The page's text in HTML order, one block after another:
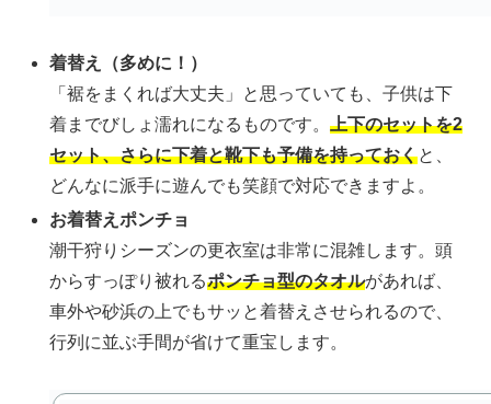
着替え（多めに！）
「裾をまくれば大丈夫」と思っていても、子供は下
着までびしょ濡れになるものです。上下のセットを2
セット、さらに下着と靴下も予備を持っておくと、
どんなに派手に遊んでも笑顔で対応できますよ。
お着替えポンチョ
潮干狩りシーズンの更衣室は非常に混雑します。頭
からすっぽり被れるポンチョ型のタオルがあれば、
車外や砂浜の上でもサッと着替えさせられるので、
行列に並ぶ手間が省けて重宝します。